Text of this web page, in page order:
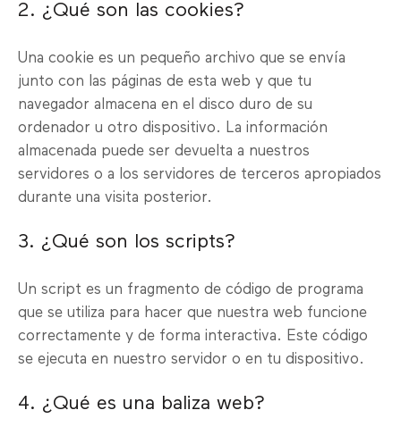
2. ¿Qué son las cookies?
Una cookie es un pequeño archivo que se envía
junto con las páginas de esta web y que tu
navegador almacena en el disco duro de su
ordenador u otro dispositivo. La información
almacenada puede ser devuelta a nuestros
servidores o a los servidores de terceros apropiados
durante una visita posterior.
3. ¿Qué son los scripts?
Un script es un fragmento de código de programa
que se utiliza para hacer que nuestra web funcione
correctamente y de forma interactiva. Este código
se ejecuta en nuestro servidor o en tu dispositivo.
4. ¿Qué es una baliza web?